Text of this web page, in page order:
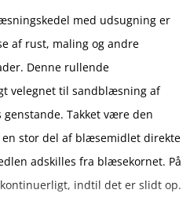
med udsugning er
af rust, maling og andre
Denne rullende
velegnet til sandblæsning af
Takket være den
stor del af blæsemidlet direkte
adskilles fra blæsekornet. På
indtil det er slidt op.